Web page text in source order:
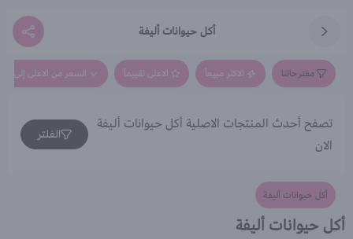
أكل حيوانات أليفة
مقترحاتنا الاكثر مبيعاً الاعلى تقييماً السعر من الاعلى إلى
تصفح أحدث المنتجات الاصلية أكل حيوانات أليفة
الان
الفلتر
أكل حيوانات أليفة
أكل حيوانات أليفة